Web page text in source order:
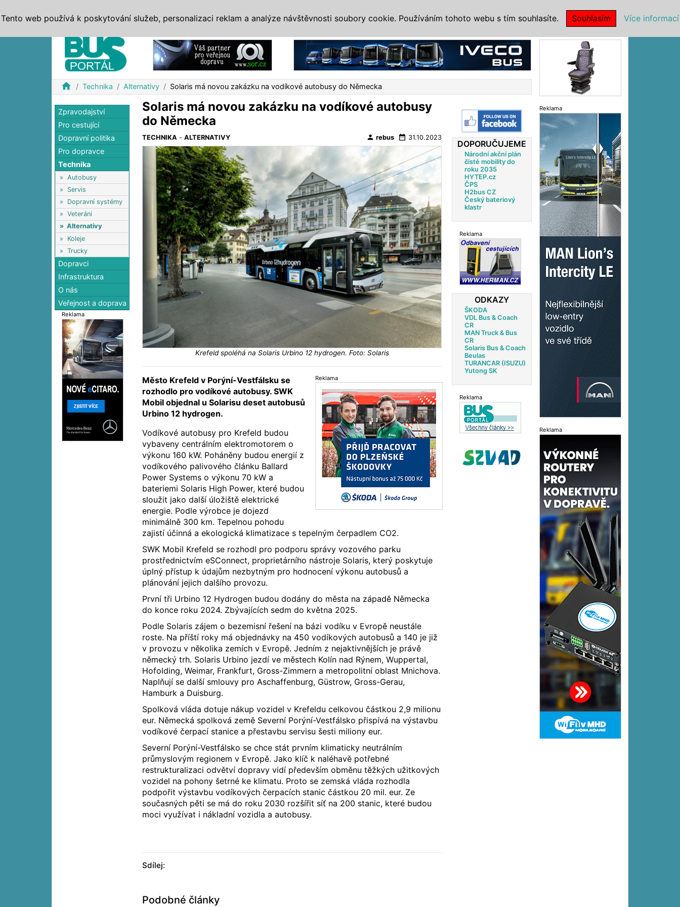
home Technika Alternativy Solaris má novou zakázku na vodíkové autobusy do Německa
Zpravodajství
Pro cestující
Dopravní politika
Pro dopravce
Technika
» Autobusy
» Servis
» Dopravní systémy
» Veteráni
» Alternativy
» Koleje
» Trucky
Dopravci
Infrastruktura
O nás
Veřejnost a doprava
Reklama
Solaris má novou zakázku na vodíkové autobusy
do Německa
TECHNIKA -ALTERNATIVY person rebus date_range 31.10.2023
Krefeld spoléhá na Solaris Urbino 12 hydrogen. Foto: Solaris
Reklama
Město Krefeld v Porýní-Vestfálsku se
rozhodlo pro vodíkové autobusy. SWK
Mobil objednal u Solarisu deset autobusů
Urbino 12 hydrogen.
Vodíkové autobusy pro Krefeld budou
vybaveny centrálním elektromotorem o
výkonu 160 kW. Poháněny budou energií z
vodíkového palivového článku Ballard
Power Systems o výkonu 70 kW a
bateriemi Solaris High Power, které budou
sloužit jako další úložiště elektrické
energie. Podle výrobce je dojezd
minimálně 300 km. Tepelnou pohodu
zajistí účinná a ekologická klimatizace s tepelným čerpadlem CO2.
SWK Mobil Krefeld se rozhodl pro podporu správy vozového parku
prostřednictvím eSConnect, proprietárního nástroje Solaris, který poskytuje
úplný přístup k údajům nezbytným pro hodnocení výkonu autobusů a
plánování jejich dalšího provozu.
První tři Urbino 12 Hydrogen budou dodány do města na západě Německa
do konce roku 2024. Zbývajících sedm do května 2025.
Podle Solaris zájem o bezemisní řešení na bázi vodíku v Evropě neustále
roste. Na příští roky má objednávky na 450 vodíkových autobusů a 140 je již
v provozu v několika zemích v Evropě. Jedním z nejaktivnějších je právě
německý trh. Solaris Urbino jezdí ve městech Kolín nad Rýnem, Wuppertal,
Hofolding, Weimar, Frankfurt, Gross-Zimmern a metropolitní oblast Mnichova.
Naplňují se další smlouvy pro Aschaffenburg, Güstrow, Gross-Gerau,
Hamburk a Duisburg.
Spolková vláda dotuje nákup vozidel v Krefeldu celkovou částkou 2,9 milionu
eur. Německá spolková země Severní Porýní-Vestfálsko přispívá na výstavbu
vodíkové čerpací stanice a přestavbu servisu šesti miliony eur.
Severní Porýní-Vestfálsko se chce stát prvním klimaticky neutrálním
průmyslovým regionem v Evropě. Jako klíč k naléhavě potřebné
restrukturalizaci odvětví dopravy vidí především obměnu těžkých užitkových
vozidel na pohony šetrné ke klimatu. Proto se zemská vláda rozhodla
podpořit výstavbu vodíkových čerpacích stanic částkou 20 mil. eur. Ze
současných pěti se má do roku 2030 rozšířit síť na 200 stanic, které budou
moci využívat i nákladní vozidla a autobusy.
Sdílej:
Podobné články
DOPORUČUJEME
Národní akční plán
čisté mobility do
roku 2035
HYTEP.cz
ČPS
H2bus CZ
Český bateriový
klastr
Reklama
ODKAZY
ŠKODA
VDL Bus & Coach
CR
MAN Truck & Bus
CR
Solaris Bus & Coach
Beulas
TURANCAR (ISUZU)
Yutong SK
Reklama
Reklama
Reklama
Tento web používá k poskytování služeb, personalizaci reklam a analýze návštěvnosti soubory cookie. Používáním tohoto webu s tím souhlasíte. Souhlasím Více informací